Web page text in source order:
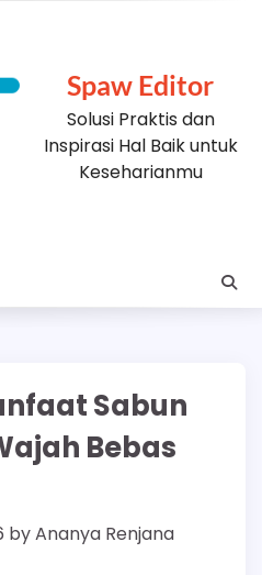
Spaw Editor
Solusi Praktis dan
Inspirasi Hal Baik untuk
Keseharianmu
Sabun
Bebas
byAnanya Renjana